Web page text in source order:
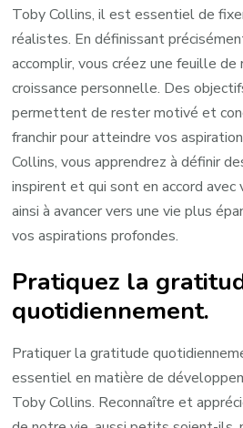
Toby Collins, il est essentiel de
réalistes. En définissant
accomplir, vous créez une feuille
croissance personnelle. Des
permettent de rester motivé et
franchir pour atteindre vos
Collins, vous apprendrez à définir
inspirent et qui sont en accord avec
ainsi à avancer vers une vie plus
vos aspirations profondes.
Pratiquez la
quotidiennement.
Pratiquer la gratitude
essentiel en matière de
Toby Collins. Reconnaître et